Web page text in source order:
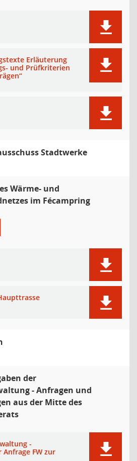
Erläuterung
und Prüfkriterien
Stadtwerke
Wärme- und
im Fécampring
der
- Anfragen und
aus der Mitte des
-
FW zur